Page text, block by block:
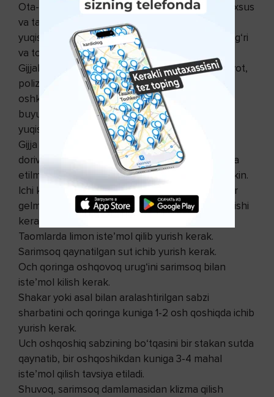
Ota-onalar hamda muassasa xodimlari bilan maxsus
va takror-takror suhbatlar o‘tkazib, gijjalarning
yuqish yo‘llari va buning oldini olish usullarini to‘g‘ri
va to‘la bilib olishlariga erishish kerak.
Gijjalar tashqi muhit obyektlari – tuproq, sabzavot,
poliz ne’matlari, rezavor mevalar, ziravorlar,
oshko‘klar, mevalar, idish-tovoqlar, iflos qo‘llar,
buyumlar, kiyim-kechaklar va boshqalar orqali
yuqishini unutmaslik kerak.
Gijja kasalliklarida o‘z-o‘zini har xil bilib-bilmas
dorivor vositalar va usullar bilan davolash tavsiya
etilmaydi. Bu ayrim asoratlarga olib kelishi mumkin.
Ichi kelib-kelmaydigan, xurujli odamlar va bolalar
gelmintoz kasalliklari bormi yoki yo‘qligi tekshirilishi
kerak va boshqalar.
Taomlarda limon iste’mol qilib yurish kerak.
Sarimsoq qaynatilgan sut ichib yurish kerak.
Och qoringa oshqovoq urug‘ini sarimsoq bilan
iste’mol kilish kerak.
Shakar yoki asal bilan aralashtirilgan sabzi
sharbatini och qoringa kuniga 1-2 osh qoshiqda ichib
yurish kerak.
Uch oshqoshiq sabzining bo‘tqasini bir stakan sutda
qaynatib, bir oshqoshikdan kuniga 3-4 mahal
iste’mol qilish tavsiya etiladi.
Shuvoq, sarimsoq damlamasidan klizma qilish